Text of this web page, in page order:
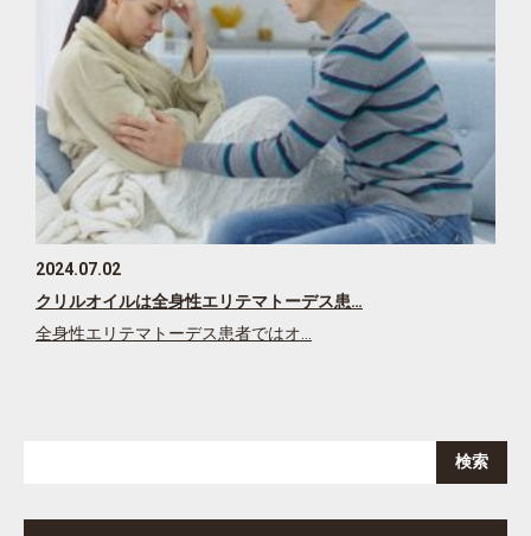
2024.07.02
クリルオイルは全身性エリテマトーデス患…
全身性エリテマトーデス患者ではオ…